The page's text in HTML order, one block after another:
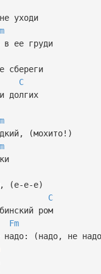
уходи
в ее груди
сбереги
C
долгих
(мохито!)
(е-е-е)
C
ром
Fm
надо: (надо, не